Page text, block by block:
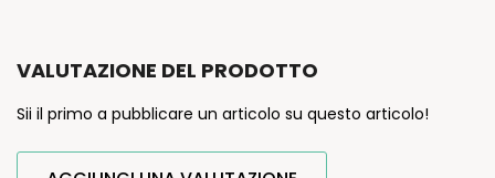
VALUTAZIONE DEL PRODOTTO
Sii il primo a pubblicare un articolo su questo articolo!